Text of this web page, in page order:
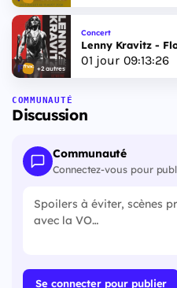
+2 autres
Concert
Lenny Kravitz -
01 jour 09:13:25
COMMUNAUTÉ
Discussion
Communauté
Connectez-vous pour
Se connecter pour publier